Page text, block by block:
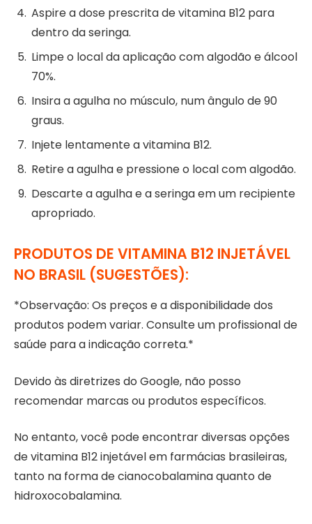
Aspire a dose prescrita de vitamina B12 para
dentro da seringa.
Limpe o local da aplicação com algodão e álcool
70%.
Insira a agulha no músculo, num ângulo de 90
graus.
Injete lentamente a vitamina B12.
Retire a agulha e pressione o local com algodão.
Descarte a agulha e a seringa em um recipiente
apropriado.
PRODUTOS DE VITAMINA B12 INJETÁVEL
NO BRASIL (SUGESTÕES):
*Observação: Os preços e a disponibilidade dos
produtos podem variar. Consulte um profissional de
saúde para a indicação correta.*
Devido às diretrizes do Google, não posso
recomendar marcas ou produtos específicos.
No entanto, você pode encontrar diversas opções
de vitamina B12 injetável em farmácias brasileiras,
tanto na forma de cianocobalamina quanto de
hidroxocobalamina.